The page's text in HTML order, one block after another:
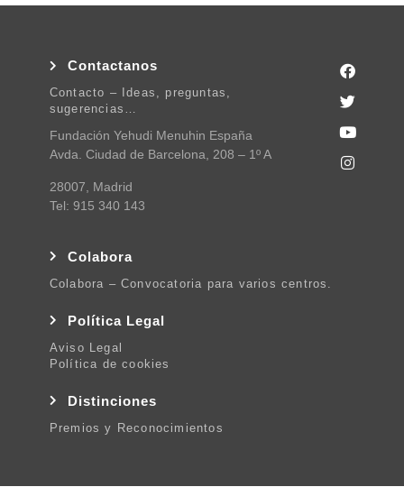
Contactanos
Contacto – Ideas, preguntas,
sugerencias…
Fundación Yehudi Menuhin España
Avda. Ciudad de Barcelona, 208 – 1º A
28007, Madrid
Tel: 915 340 143
Colabora
Colabora – Convocatoria para varios centros.
Política Legal
Aviso Legal
Política de cookies
Distinciones
Premios y Reconocimientos